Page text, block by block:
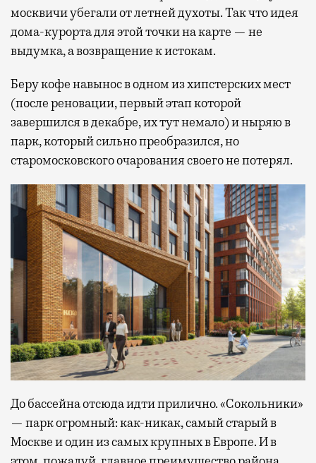
москвичи убегали от летней духоты. Так что идея
дома-курорта для этой точки на карте — не
выдумка, а возвращение к истокам.
Беру кофе навынос в одном из хипстерских мест
(после реновации, первый этап которой
завершился в декабре, их тут немало) и ныряю в
парк, который сильно преобразился, но
старомосковского очарования своего не потерял.
До бассейна отсюда идти прилично. «Сокольники»
— парк огромный: как-никак, самый старый в
Москве и один из самых крупных в Европе. И в